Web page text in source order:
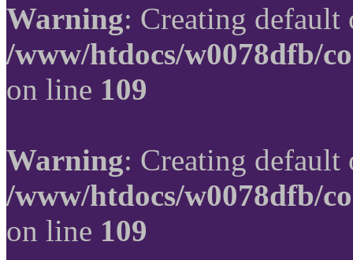
Warning: Creating
/www/htdocs/w0078dfb/
on line 109
Warning: Creating
/www/htdocs/w0078dfb/
on line 109